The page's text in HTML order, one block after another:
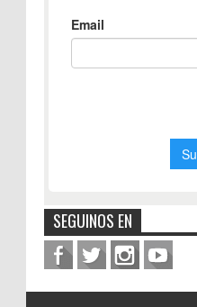
SEGUINOS EN